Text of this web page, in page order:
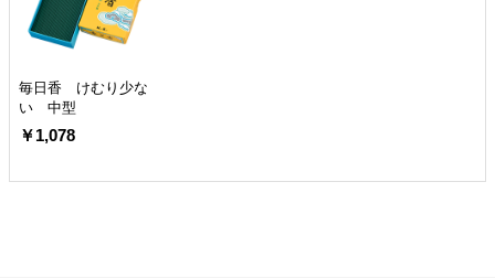
毎日香 けむり少な
い 中型
￥1,078